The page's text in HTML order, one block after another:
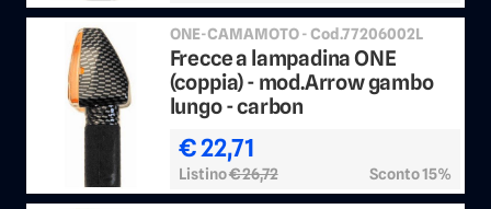
ONE-CAMAMOTO - Cod.77206002L
Frecce a lampadina ONE
(coppia) - mod.Arrow gambo
lungo - carbon
€ 22,71
Listino€ 26,72 Sconto 15%